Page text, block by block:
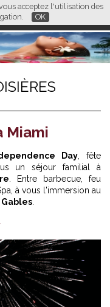
acceptez l'utilisation des
OK
EN CN
Miami
Day , fête
un séjour familial à
. Entre barbecue, feu
à vous l'immersion au